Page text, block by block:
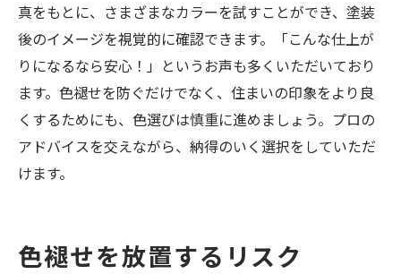
真をもとに、さまざまなカラーを試すことができ、塗装
後のイメージを視覚的に確認できます。「こんな仕上が
りになるなら安心！」というお声も多くいただいており
ます。色褪せを防ぐだけでなく、住まいの印象をより良
くするためにも、色選びは慎重に進めましょう。プロの
アドバイスを交えながら、納得のいく選択をしていただ
けます。
色褪せを放置するリスク